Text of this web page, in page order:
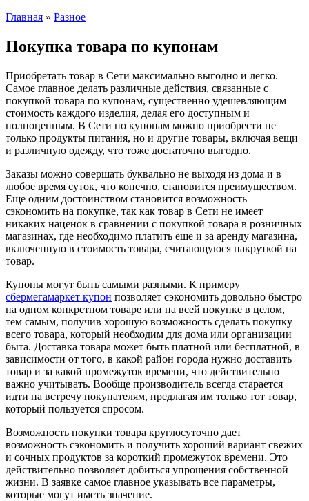
Главная » Разное
Покупка товара по купонам
Приобретать товар в Сети максимально выгодно и легко.
Самое главное делать различные действия, связанные с
покупкой товара по купонам, существенно удешевляющим
стоимость каждого изделия, делая его доступным и
полноценным. В Сети по купонам можно приобрести не
только продукты питания, но и другие товары, включая вещи
и различную одежду, что тоже достаточно выгодно.
Заказы можно совершать буквально не выходя из дома и в
любое время суток, что конечно, становится преимуществом.
Еще одним достоинством становится возможность
сэкономить на покупке, так как товар в Сети не имеет
никаких наценок в сравнении с покупкой товара в розничных
магазинах, где необходимо платить еще и за аренду магазина,
включенную в стоимость товара, считающуюся накруткой на
товар.
Купоны могут быть самыми разными. К примеру
сбермегамаркет купон позволяет сэкономить довольно быстро
на одном конкретном товаре или на всей покупке в целом,
тем самым, получив хорошую возможность сделать покупку
всего товара, который необходим для дома или организации
быта. Доставка товара может быть платной или бесплатной, в
зависимости от того, в какой район города нужно доставить
товар и за какой промежуток времени, что действительно
важно учитывать. Вообще производитель всегда старается
идти на встречу покупателям, предлагая им только тот товар,
который пользуется спросом.
Возможность покупки товара круглосуточно дает
возможность сэкономить и получить хороший вариант свежих
и сочных продуктов за короткий промежуток времени. Это
действительно позволяет добиться упрощения собственной
жизни. В заявке самое главное указывать все параметры,
которые могут иметь значение.